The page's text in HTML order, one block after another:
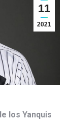
11
2021
los Yanquis